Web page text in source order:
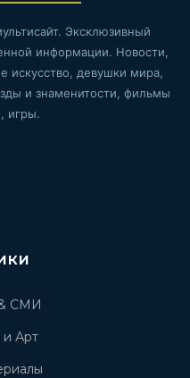
Эксклюзивный
информации. Новости,
искусство, девушки мира,
и знаменитости, фильмы
игры.
СМИ
и Арт